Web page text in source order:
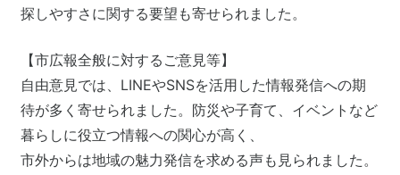
探しやすさに関する要望も寄せられました。
【市広報全般に対するご意見等】
自由意見では、LINEやSNSを活用した情報発信への期
待が多く寄せられました。防災や子育て、イベントなど
暮らしに役立つ情報への関心が高く、
市外からは地域の魅力発信を求める声も見られました。